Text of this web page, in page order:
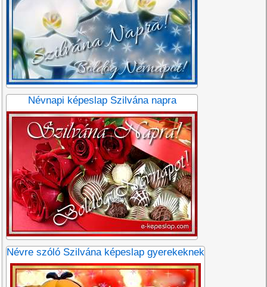
Névnapi képeslap Szilvána napra
Névre szóló Szilvána képeslap gyerekeknek